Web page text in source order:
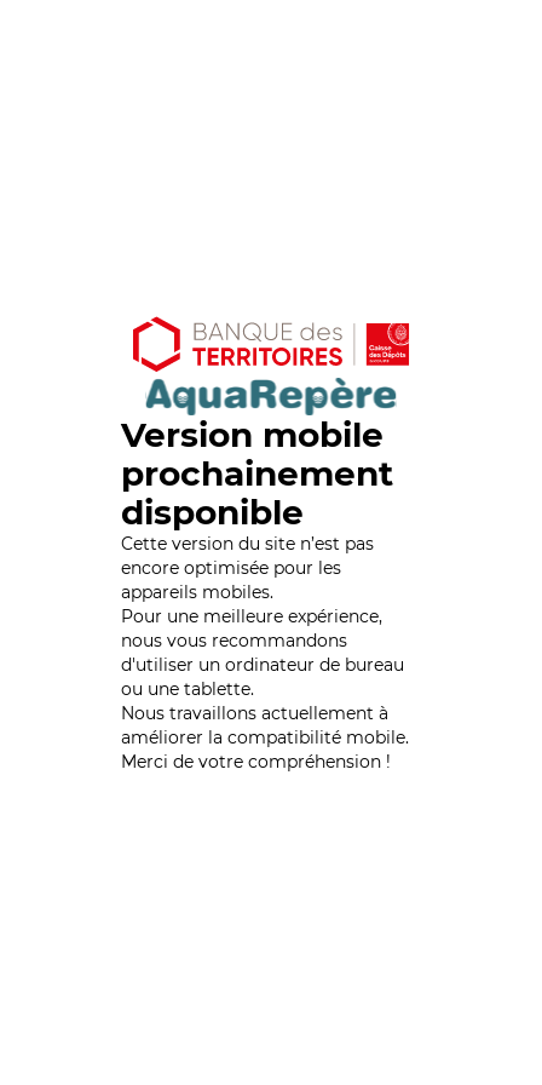
Version mobile
prochainement
disponible
Cette version du site n’est pas
encore optimisée pour les
appareils mobiles.
Pour une meilleure expérience,
nous vous recommandons
d'utiliser un ordinateur de bureau
ou une tablette.
Nous travaillons actuellement à
améliorer la compatibilité mobile.
Merci de votre compréhension !